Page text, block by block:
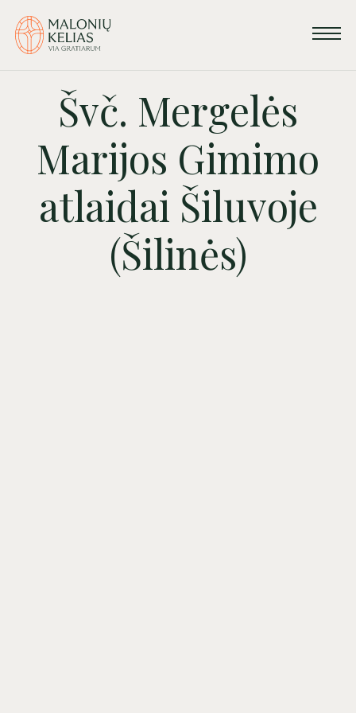
Švč. Mergelės
Marijos Gimimo
atlaidai Šiluvoje
(Šilinės)